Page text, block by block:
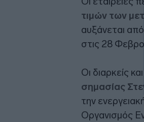
τιμών των
αυξάνεται
στις 28
Οι διαρκείς
σημασίας
την
Οργανισμός